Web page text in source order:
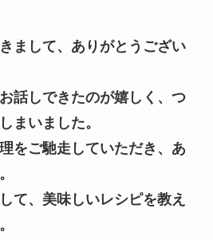
まして、ありがとうござい
話しできたのが嬉しく、つ
まいました。
をご馳走していただき、あ
て、美味しいレシピを教え